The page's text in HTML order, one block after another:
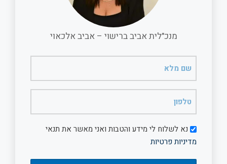
מנכ"לית אביב ברישוי – אביב אלכאוי
מלא
דיוורנא לשלוח לי מידע והטבות ואני מאשר את תנאי
מדיניות פרטיות